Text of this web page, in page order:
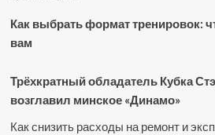
Как выбрать формат тренировок:
вам
Трёхкратный обладатель Кубка
возглавил минское «Динамо»
Как снизить расходы на ремонт и